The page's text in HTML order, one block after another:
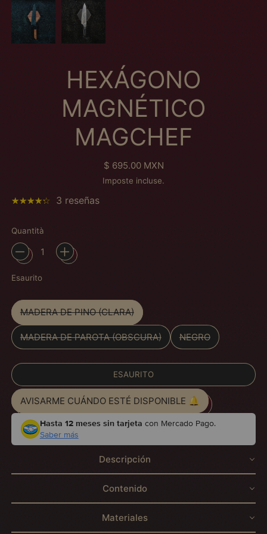
HEXÁGONO
MAGNÉTICO
MAGCHEF
Prezzo normale
$ 695.00 MXN
Imposte incluse.
3 reseñas
Quantità
Esaurito
Color
MADERA DE PINO (CLARA)
MADERA DE PAROTA (OBSCURA) NEGRO
ESAURITO
AVISARME CUÁNDO ESTÉ DISPONIBLE 🔔
Hasta 12 meses sin tarjeta con Mercado Pago.
Saber más
Descripción
Contenido
Materiales